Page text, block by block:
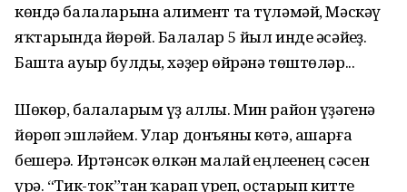
көндә балаларына алимент та түләмәй, Мәскәү
яҡтарында йөрөй. Балалар 5 йыл инде әсәйһеҙ.
Башта ауыр булды, хәҙер өйрәнә төштөләр...
Шөкөр, балаларым үҙ аллы. Мин район үҙәгенә
йөрөп эшләйем. Улар донъяны көтә, ашарға
бешерә. Иртәнсәк өлкән малай һеңлеһенең сәсен
үрә. “Тик-ток”тан ҡарап үреп, оҫтарып китте